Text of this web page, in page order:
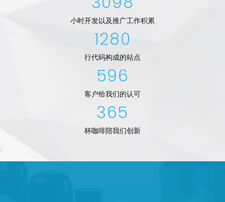
小时开发以及推广工作积累
1280
行代码构成的站点
596
客户给我们的认可
365
杯咖啡陪我们创新